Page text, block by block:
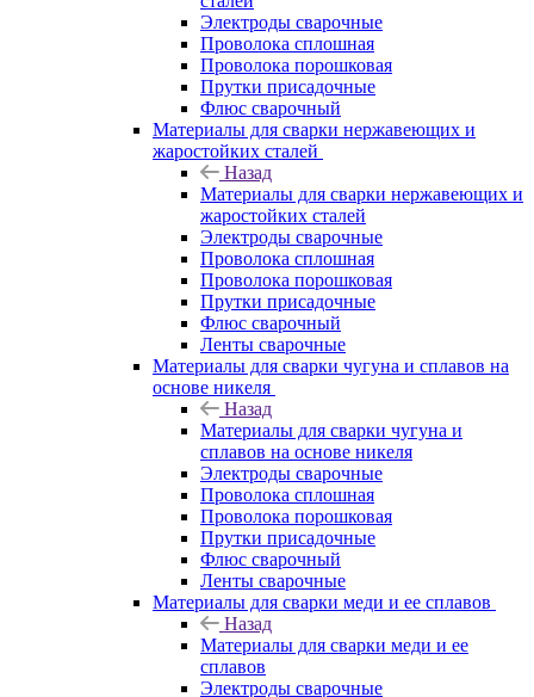
Электроды сварочные
Проволока сплошная
Проволока порошковая
Прутки присадочные
Флюс сварочный
Материалы для сварки нержавеющих и
жаростойких сталей
Назад
Материалы для сварки нержавеющих и
жаростойких сталей
Электроды сварочные
Проволока сплошная
Проволока порошковая
Прутки присадочные
Флюс сварочный
Ленты сварочные
Материалы для сварки чугуна и сплавов на
основе никеля
Назад
Материалы для сварки чугуна и
сплавов на основе никеля
Электроды сварочные
Проволока сплошная
Проволока порошковая
Прутки присадочные
Флюс сварочный
Ленты сварочные
Материалы для сварки меди и ее сплавов
Назад
Материалы для сварки меди и ее
сплавов
Электроды сварочные